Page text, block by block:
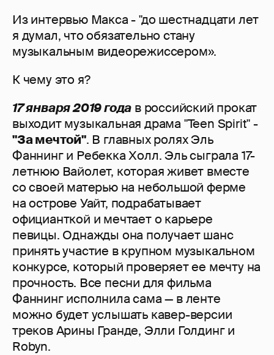
Из интервью Макса - "до шестнадцати лет
я думал, что обязательно стану
музыкальным видеорежиссером».
К чему это я?
17 января 2019 года в российский прокат
выходит музыкальная драма "Teen Spirit" -
"За мечтой". В главных ролях Эль
Фаннинг и Ребекка Холл. Эль сыграла 17-
летнюю Вайолет, которая живет вместе
со своей матерью на небольшой ферме
на острове Уайт, подрабатывает
официанткой и мечтает о карьере
певицы. Однажды она получает шанс
принять участие в крупном музыкальном
конкурсе, который проверяет ее мечту на
прочность. Все песни для фильма
Фаннинг исполнила сама — в ленте
можно будет услышать кавер-версии
треков Арины Гранде, Элли Голдинг и
Robyn.